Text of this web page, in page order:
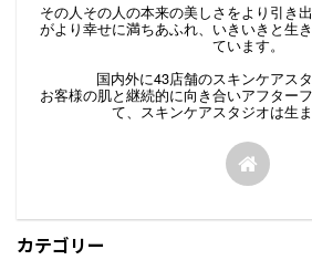
その人その人の本来の美しさをより引き
がより幸せに満ちあふれ、いきいきと生
ています。
国内外に43店舗のスキンケアスタ
お客様の肌と継続的に向き合いアフター
て、スキンケアスタジオは生ま
カテゴリー